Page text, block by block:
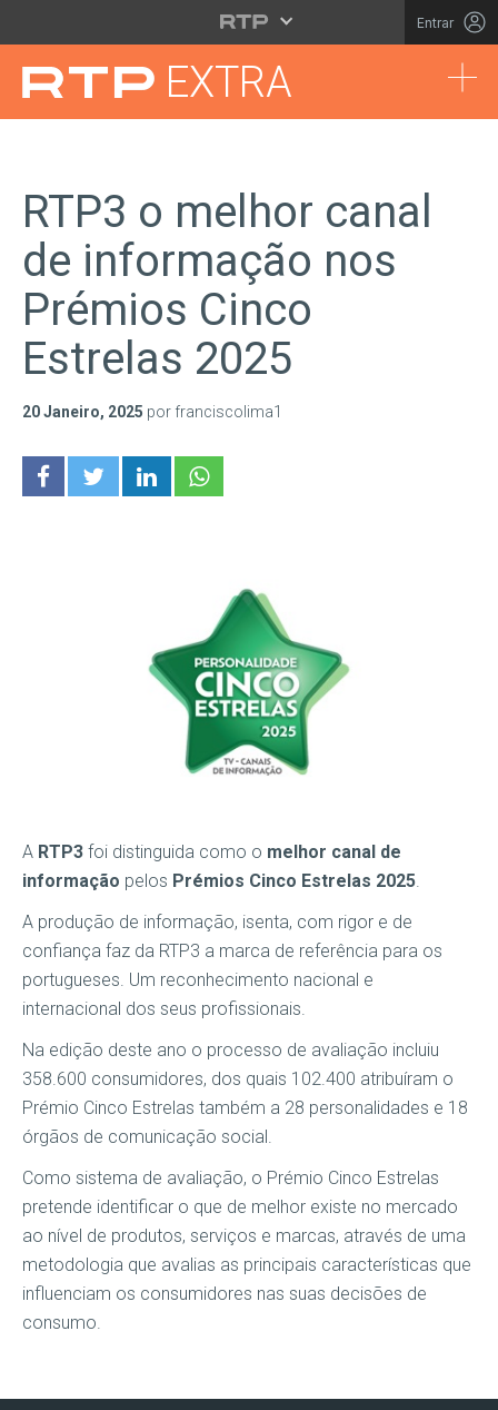
Saltar para o conteúdo principal
Entrar
EXTRA
RTP3 o melhor canal
de informação nos
Prémios Cinco
Estrelas 2025
20 Janeiro, 2025 por franciscolima1
A RTP3 foi distinguida como o melhor canal de
informação pelos Prémios Cinco Estrelas 2025
A produção de informação, isenta, com rigor e de
confiança faz da RTP3 a marca de referência para os
portugueses. Um reconhecimento nacional e
internacional dos seus profissionais.
Na edição deste ano o processo de avaliação incluiu
358.600 consumidores, dos quais 102.400 atribuíram o
Prémio Cinco Estrelas também a 28 personalidades e 18
órgãos de comunicação social.
Como sistema de avaliação, o Prémio Cinco Estrelas
pretende identificar o que de melhor existe no mercado
ao nível de produtos, serviços e marcas, através de uma
metodologia que avalias as principais características que
influenciam os consumidores nas suas decisões de
consumo.